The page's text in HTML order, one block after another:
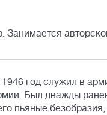
Занимается
год служил в
Был дважды
пьяные